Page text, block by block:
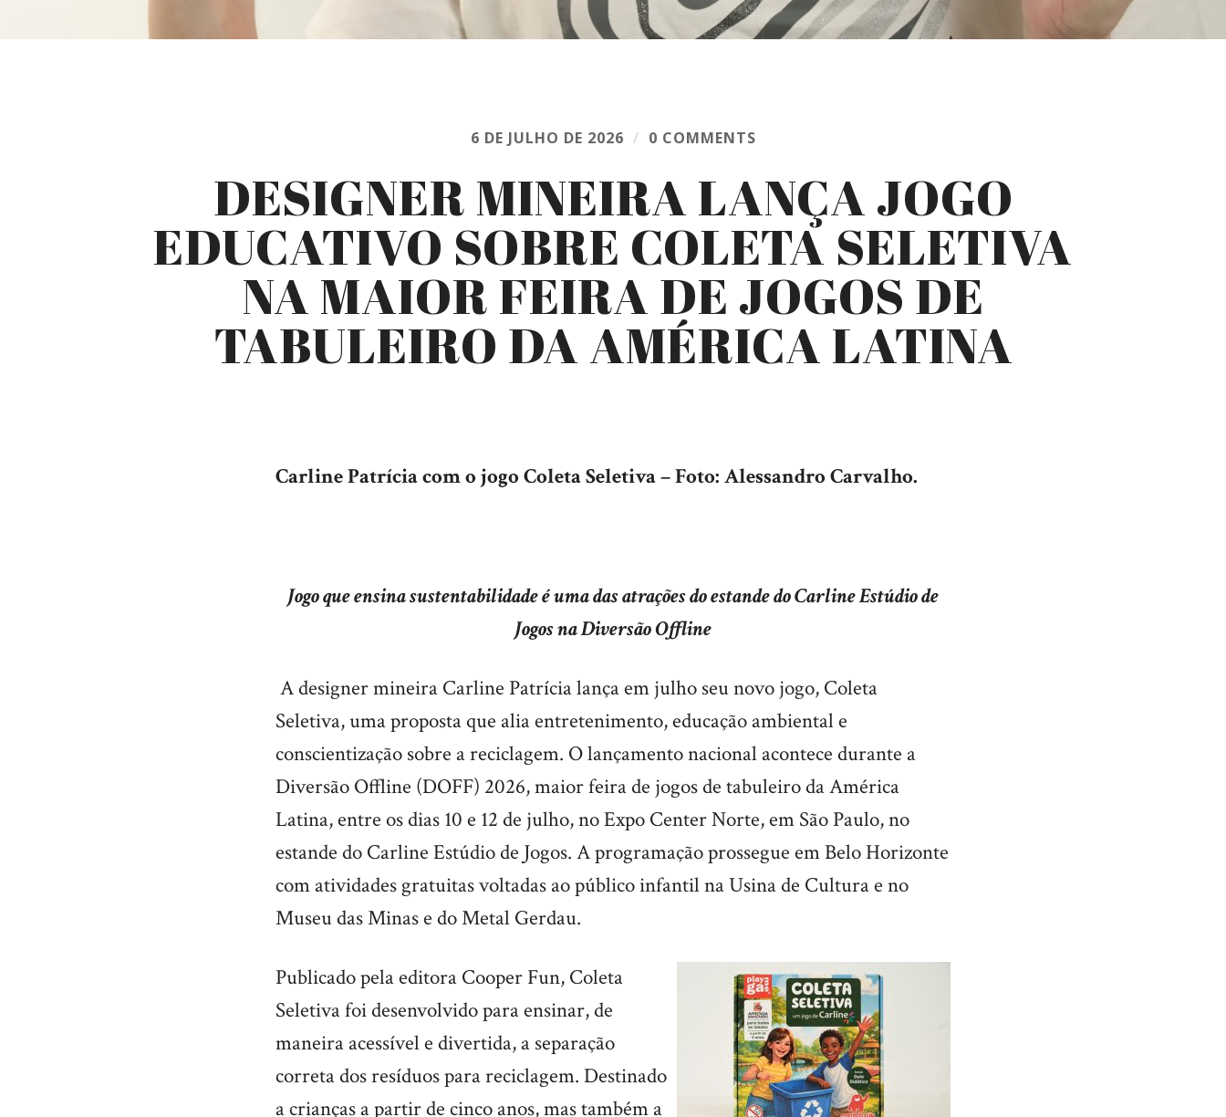
6 DE JULHO DE 2026 / 0 COMMENTS
DESIGNER MINEIRA LANÇA JOGO
EDUCATIVO SOBRE COLETA SELETIVA
NA MAIOR FEIRA DE JOGOS DE
TABULEIRO DA AMÉRICA LATINA
Carline Patrícia com o jogo Coleta Seletiva –Foto: Alessandro Carvalho.
Jogo que ensina sustentabilidade é uma das atrações do estande do Carline Estúdio de
Jogos na Diversão Offline
A designer mineira Carline Patrícia lança em julho seu novo jogo, Coleta
Seletiva, uma proposta que alia entretenimento, educação ambiental e
conscientização sobre a reciclagem. O lançamento nacional acontece durante a
Diversão Offline (DOFF) 2026, maior feira de jogos de tabuleiro da América
Latina, entre os dias 10 e 12 de julho, no Expo Center Norte, em São Paulo, no
estande do Carline Estúdio de Jogos. A programação prossegue em Belo Horizonte
com atividades gratuitas voltadas ao público infantil na Usina de Cultura e no
Museu das Minas e do Metal Gerdau.
Publicado pela editora Cooper Fun, Coleta
Seletiva foi desenvolvido para ensinar, de
maneira acessível e divertida, a separação
correta dos resíduos para reciclagem. Destinado
a crianças a partir de cinco anos, mas também a